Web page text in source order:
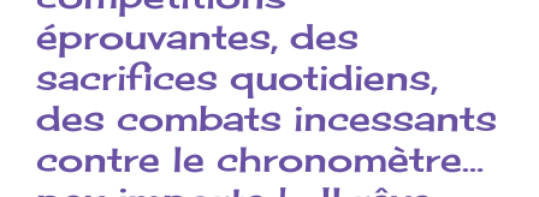
éprouvantes, des
sacrifices quotidiens,
des combats incessants
contre le chronomètre…